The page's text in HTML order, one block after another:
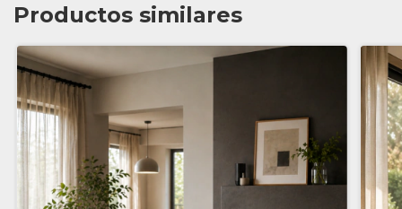
Productos similares